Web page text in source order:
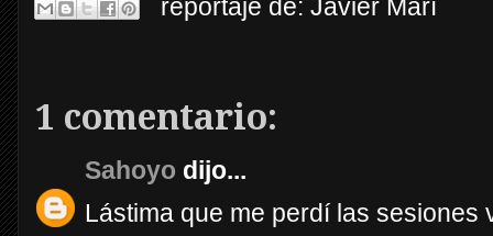
reportaje de: Javier Marí
1 comentario:
Sahoyo dijo...
Lástima que me perdí las sesiones